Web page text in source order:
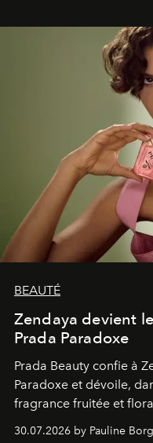
émerveillement.
BEAUTÉ
Zendaya devient
Prada Paradoxe
Prada Beauty confie à
Paradoxe et dévoile,
fragrance fruitée et
Chemistry Eau de Parfum.
30.07.2026 by Pauline